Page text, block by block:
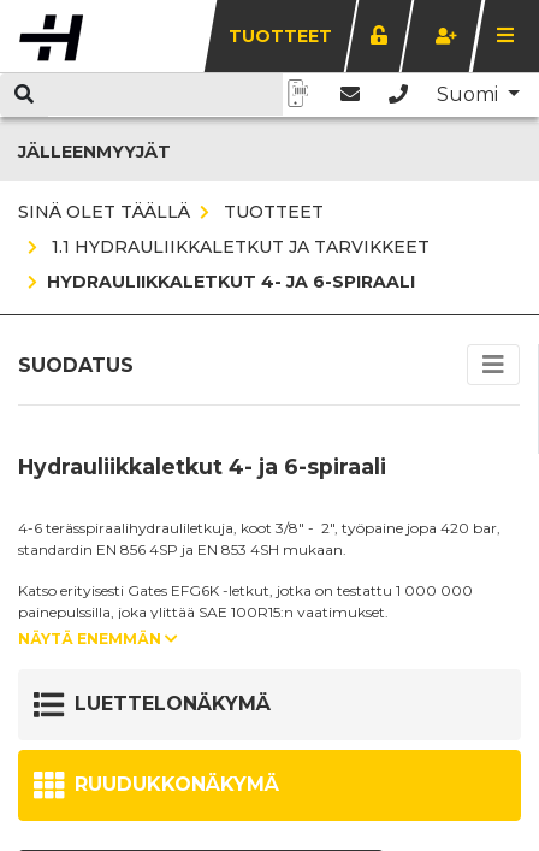
TUOTTEET
Suomi
JÄLLEENMYYJÄT
SINÄ OLET TÄÄLLÄ
TUOTTEET
1.1 HYDRAULIIKKALETKUT JA TARVIKKEET
HYDRAULIIKKALETKUT 4- JA 6-SPIRAALI
SUODATUS
Hydrauliikkaletkut 4- ja 6-spiraali
4-6 terässpiraalihydrauliletkuja, koot 3/8" - 2", työpaine jopa 420 bar,
standardin EN 856 4SP ja EN 853 4SH mukaan.
Katso erityisesti Gates EFG6K -letkut, jotka on testattu 1 000 000
painepulssilla, joka ylittää SAE 100R15:n vaatimukset.
NÄYTÄ ENEMMÄN
LUETTELONÄKYMÄ
RUUDUKKONÄKYMÄ